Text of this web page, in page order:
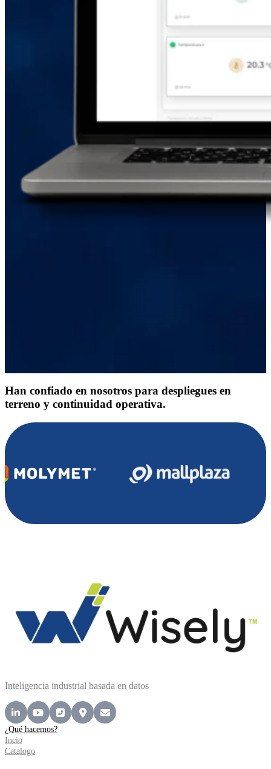
Han confiado en nosotros para despliegues en
terreno y continuidad operativa.
Inteligencia industrial basada en datos
¿Qué hacemos?
Incio
Catalogo